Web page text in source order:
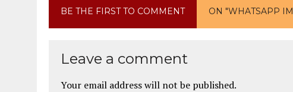
BE THE FIRST TO COMMENT ON "WHATSAPP
Leave a comment
Your email address will not be published.